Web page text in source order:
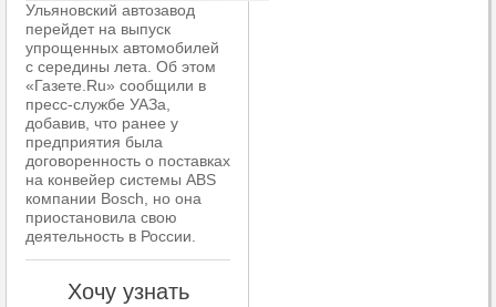
Ульяновский автозавод
перейдет на выпуск
упрощенных автомобилей
с середины лета. Об этом
«Газете.Ru» сообщили в
пресс-службе УАЗа,
добавив, что ранее у
предприятия была
договоренность о поставках
на конвейер системы ABS
компании Bosch, но она
приостановила свою
деятельность в России.
Хочу узнать